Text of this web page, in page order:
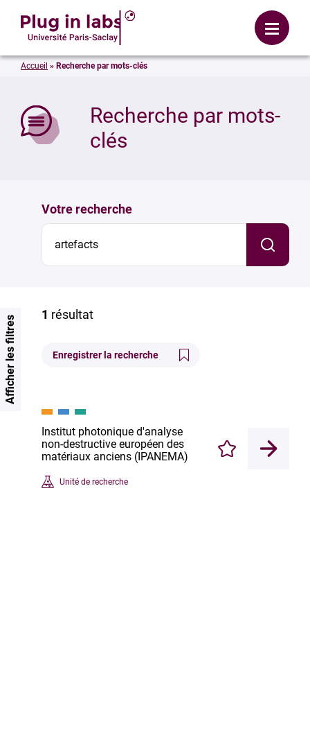
Menu
Recherche par mots-
clés
Accueil » Recherche par mots-clés
Votre recherche
1 résultat
Enregistrer la recherche
Institut photonique d'analyse
non-destructive européen des
matériaux anciens (IPANEMA)
Unité de recherche
Enregistrer
Afficher les filtres